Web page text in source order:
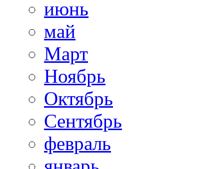
июнь
май
Март
Ноябрь
Октябрь
Сентябрь
февраль